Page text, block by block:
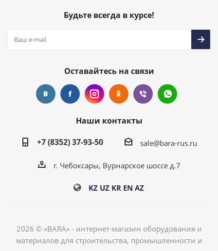
Будьте всегда в курсе!
Оставайтесь на связи
Наши контакты
+7 (8352) 37-93-50
sale@bara-rus.ru
г. Чебоксары, Вурнарское шоссе д.7
KZ UZ KR EN AZ
2026 © «BARA» - интернет-магазин оборудования и
материалов для строительства, промышленности и